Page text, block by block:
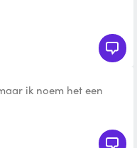
ik noem het een